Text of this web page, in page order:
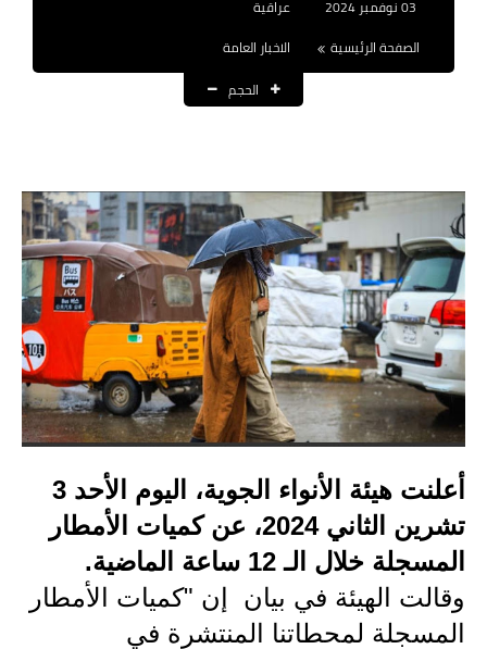
العقود والاجور اليومية
القروض والسلف
المنح المالية
قطع الاراضي
اخبار العراق
الاخبار السياسية
الاخبار الامنية
الاخبار الاقتصادية
الاخبار الرياضية
المدارس
عراقية
الصفحة الرئيسية
الاخبار العامة
الحجم
أعلنت هيئة الأنواء الجوية، اليوم الأحد 3
تشرين الثاني 2024، عن كميات الأمطار
المسجلة خلال الـ 12 ساعة الماضية.
وقالت الهيئة في بيان إن "كميات الأمطار
المسجلة لمحطاتنا المنتشرة في